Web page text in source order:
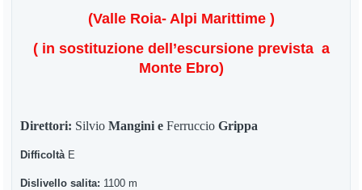
(Valle Roia- Alpi Marittime )
( in sostituzione dell’escursione prevista a
Monte Ebro)
Direttori: Silvio Mangini eFerruccio Grippa
Difficoltà E
Dislivello salita: 1100 m